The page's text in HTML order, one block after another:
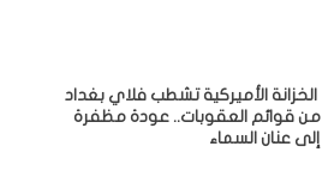
الخزانة الأميركية تشطب فلاي بغداد
من قوائم العقوبات.. عودة مظفرة
إلى عنان السماء